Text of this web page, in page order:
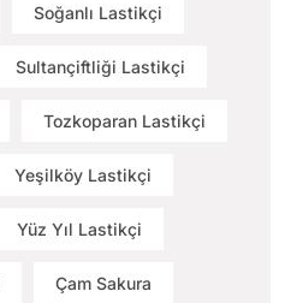
Soğanlı Lastikçi
Sultançiftliği Lastikçi
Tozkoparan Lastikçi
Yeşilköy Lastikçi
Yüz Yıl Lastikçi
Çam Sakura